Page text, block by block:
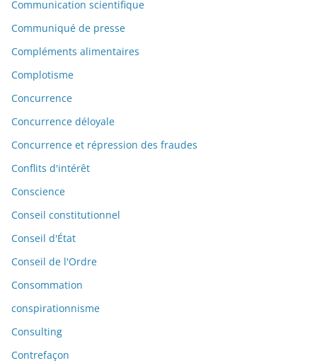
Communication scientifique
Communiqué de presse
Compléments alimentaires
Complotisme
Concurrence
Concurrence déloyale
Concurrence et répression des fraudes
Conflits d'intérêt
Conscience
Conseil constitutionnel
Conseil d'État
Conseil de l'Ordre
Consommation
conspirationnisme
Consulting
Contrefaçon